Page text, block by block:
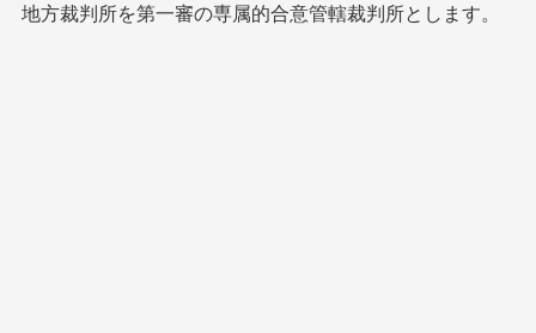
地方裁判所を第一審の専属的合意管轄裁判所とします。